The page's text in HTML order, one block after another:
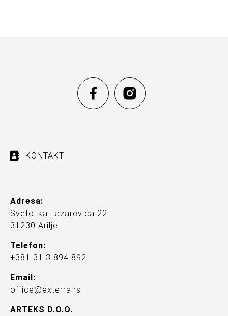
KONTAKT
Adresa:
Svetolika Lazarevića 22
31230 Arilje
Telefon:
+381 31 3 894 892
Email:
office@exterra.rs
ARTEKS D.O.O.